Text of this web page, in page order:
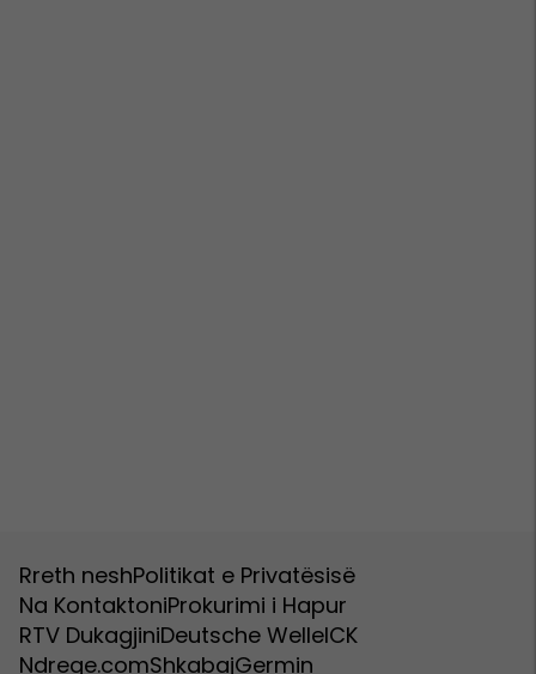
Rreth neshPolitikat e Privatësisë
Na KontaktoniProkurimi i Hapur
RTV DukagjiniDeutsche WelleICK
Ndreqe.comShkabajGermin